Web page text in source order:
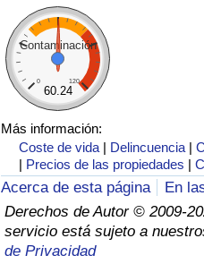
Contaminación
0 120
60.24
Más información:
Coste de vida | Delincuencia |
| Precios de las propiedades |
Acerca de esta página
En
Derechos de Autor © 2009-
servicio está sujeto a
de Privacidad
Índice de Tráfico por País